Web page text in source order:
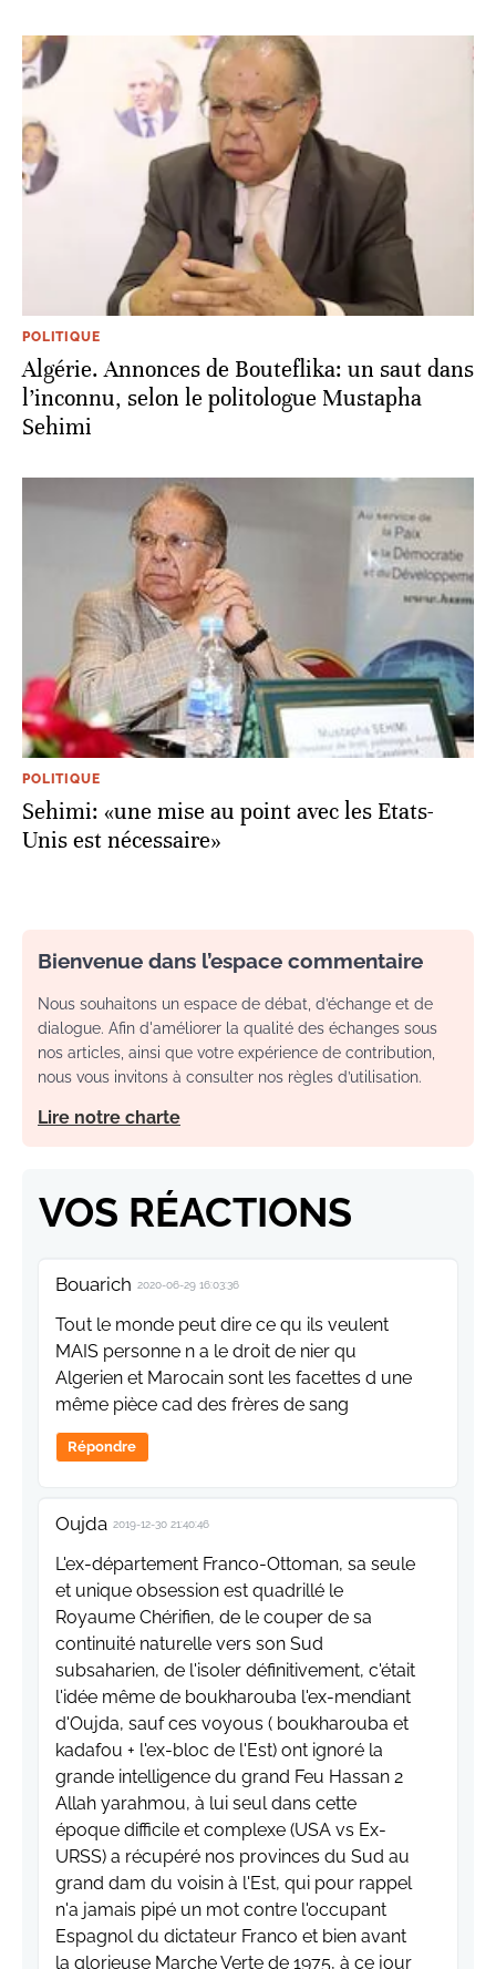
POLITIQUE
Algérie. Annonces de Bouteflika: un saut dans
l’inconnu, selon le politologue Mustapha
Sehimi
POLITIQUE
Sehimi: «une mise au point avec les Etats-
Unis est nécessaire»
Bienvenue dans l’espace commentaire
Nous souhaitons un espace de débat, d’échange et de
dialogue. Afin d'améliorer la qualité des échanges sous
nos articles, ainsi que votre expérience de contribution,
nous vous invitons à consulter nos règles d’utilisation.
Lire notre charte
VOS RÉACTIONS
Bouarich 2020-06-29 16:03:36
Tout le monde peut dire ce qu ils veulent
MAIS personne n a le droit de nier qu
Algerien et Marocain sont les facettes d une
même pièce cad des frères de sang
Répondre
Oujda 2019-12-30 21:40:46
L'ex-département Franco-Ottoman, sa seule
et unique obsession est quadrillé le
Royaume Chérifien, de le couper de sa
continuité naturelle vers son Sud
subsaharien, de l'isoler définitivement, c'était
l'idée même de boukharouba l'ex-mendiant
d'Oujda, sauf ces voyous ( boukharouba et
kadafou + l'ex-bloc de l'Est) ont ignoré la
grande intelligence du grand Feu Hassan 2
Allah yarahmou, à lui seul dans cette
époque difficile et complexe (USA vs Ex-
URSS) a récupéré nos provinces du Sud au
grand dam du voisin à l'Est, qui pour rappel
n'a jamais pipé un mot contre l'occupant
Espagnol du dictateur Franco et bien avant
la glorieuse Marche Verte de 1975, à ce jour